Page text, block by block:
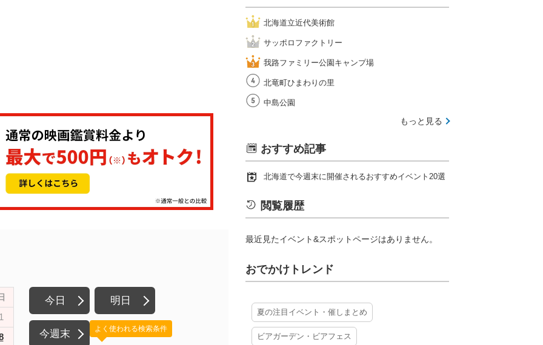
今日 明日
今週末 よく使われる検索条件
北海道立近代美術館
サッポロファクトリー
我路ファミリー公園キャンプ場
北竜町ひまわりの里
中島公園
もっと見る
おすすめ記事
北海道で今週末に開催されるおすすめイベント20選
閲覧履歴
最近見たイベント&スポットページはありません。
おでかけトレンド
夏の注目イベント・催しまとめ
ビアガーデン・ビアフェス